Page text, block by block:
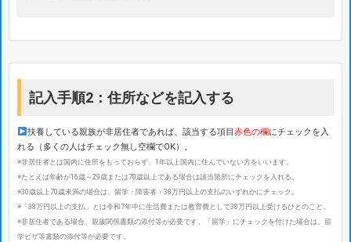
記入手順2：住所などを記入する
扶養している親族が非居住者であれば、該当する項目赤色の欄にチェックを入
れる（多くの人はチェック無し空欄でOK）。
※非居住者とは国内に住所をもっておらず、1年以上国内に住んでいない方をいいます。
※たとえば年齢が16歳～29歳または70歳以上である場合は該当箇所にチェックを入れる。
※30歳以上70歳未満の場合は、留学・障害者・38万円以上の支払のいずれかにチェック。
※「38万円以上の支払」とは令和7年中に生活費または教育費として38万円以上受けるひとのこと。
※非居住者である場合、親族関係書類の添付等が必要です。「留学」にチェックを付けた場合は、留
学ビザ等書類の添付等が必要です。